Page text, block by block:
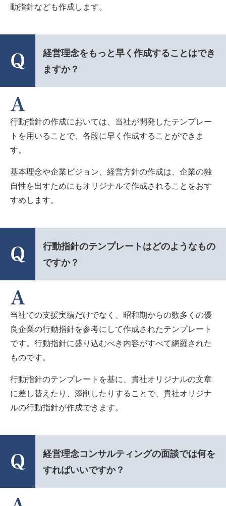
動指針なども作成します。
経営理念をもっと早く作成することはでき
ますか？
行動指針の作成においては、当社が開発したテンプレー
トを用いることで、各段に早く作成することができま
す。
基本理念や企業ビジョン、経営方針の作成は、企業の独
自性を出すためにもオリジナルで作成されることをおす
すめします。
行動指針のテンプレートはどのようなもの
ですか？
当社での支援実績だけでなく、昭和期からの数多くの優
良企業の行動指針を参考にして作成されたテンプレート
です。行動指針に盛り込むべき内容がすべて網羅された
ものです。
行動指針のテンプレートを基に、貴社オリジナルの文章
に差し替えたり、添削したりすることで、貴社オリジナ
ルの行動指針が作成できます。
経営理念コンサルティングの面談では何を
すればいいですか？